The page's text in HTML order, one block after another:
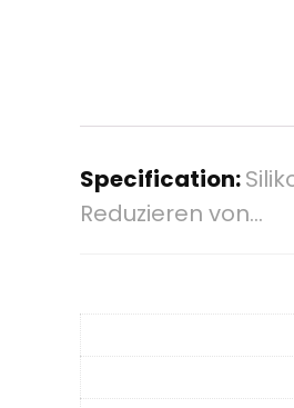
Specification:
Reduzieren von…